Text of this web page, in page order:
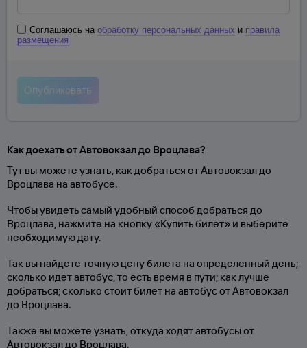
Соглашаюсь на обработку персональных данных и правила
размещения
Как доехать от Автовокзал до Вроцлава?
Тут вы можете узнать, как добраться от Автовокзал до
Вроцлава на автобусе.
Чтобы увидеть самый удобный способ добраться до
Вроцлава, нажмите на кнопку «Купить билет» и выберите
необходимую дату.
Так вы найдете точную цену билета на определенный день;
сколько идет автобус, то есть время в пути; как лучше
добраться; сколько стоит билет на автобус от Автовокзал
до Вроцлава.
Также вы можете узнать, откуда ходят автобусы от
Автовокзал до Вроцлава.